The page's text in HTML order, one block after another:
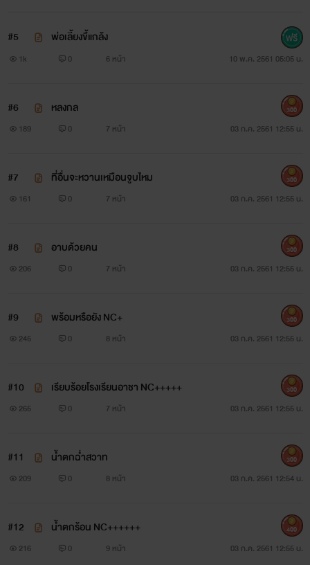
#5 พ่อเลี้ยงขึ้แกล้ง
1k 0 6 หน้า 10 พ.ค. 2561 05:05 น.
#6 หลงกล
189 0 7 หน้า 03 ก.ค. 2561 12:55 น.
300
#7 ที่อื่นจะหวานเหมือนจูบไหม
161 0 7 หน้า 03 ก.ค. 2561 12:55 น.
300
#8 อาบด้วยคน
206 0 7 หน้า 03 ก.ค. 2561 12:55 น.
300
#9 พร้อมหรือยัง NC+
245 0 8 หน้า 03 ก.ค. 2561 12:55 น.
300
#10 เรียบร้อยโรงเรียนอาชา NC+++++
265 0 7 หน้า 03 ก.ค. 2561 12:55 น.
300
#11 น้ำตกฉ่ำสวาท
209 0 8 หน้า 03 ก.ค. 2561 12:54 น.
300
#12 น้ำตกร้อน NC++++++
216 0 9 หน้า 03 ก.ค. 2561 12:55 น.
400